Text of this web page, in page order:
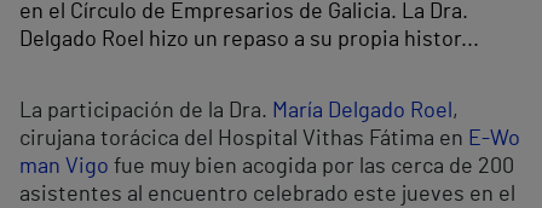
en el Círculo de Empresarios de Galicia. La Dra.
Delgado Roel hizo un repaso a su propia histor...
La participación de la Dra. María Delgado Roel ,
cirujana torácica del Hospital Vithas Fátima en E-Wo
man Vigo fue muy bien acogida por las cerca de 200
asistentes al encuentro celebrado este jueves en el